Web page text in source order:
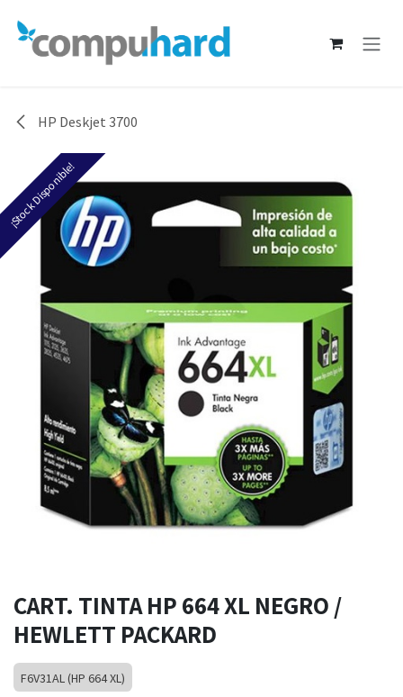
HP Deskjet 3700
¡Stock Disponible!
CART. TINTA HP 664 XL NEGRO /
HEWLETT PACKARD
F6V31AL (HP 664 XL)